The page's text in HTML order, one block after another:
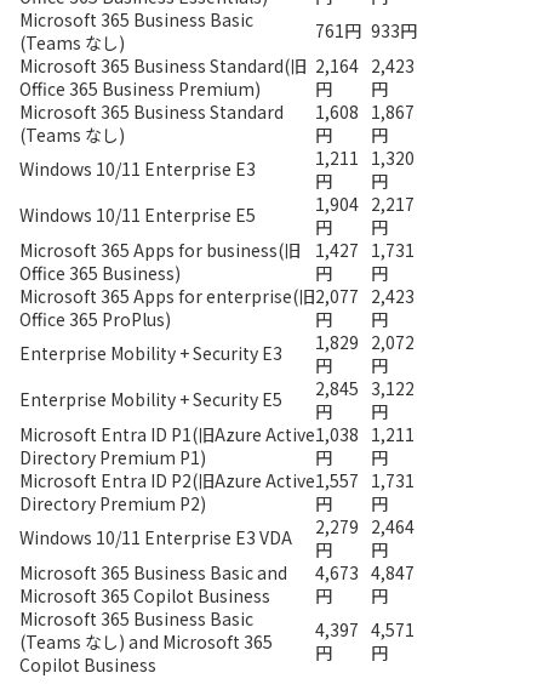
Microsoft 365 Business Basic
(Teams なし)
761円 933円
Microsoft 365 Business Standard(旧
Office 365 Business Premium)
2,164
円
2,423
円
Microsoft 365 Business Standard
(Teams なし)
1,608
円
1,867
円
Windows 10/11 Enterprise E3
1,211
円
1,320
円
Windows 10/11 Enterprise E5
1,904
円
2,217
円
Microsoft 365 Apps for business(旧
Office 365 Business)
1,427
円
1,731
円
Microsoft 365 Apps for enterprise(旧
Office 365 ProPlus)
2,077
円
2,423
円
Enterprise Mobility + Security E3
1,829
円
2,072
円
Enterprise Mobility + Security E5
2,845
円
3,122
円
Microsoft Entra ID P1(旧Azure Active
Directory Premium P1)
1,038
円
1,211
円
Microsoft Entra ID P2(旧Azure Active
Directory Premium P2)
1,557
円
1,731
円
Windows 10/11 Enterprise E3 VDA
2,279
円
2,464
円
Microsoft 365 Business Basic and
Microsoft 365 Copilot Business
4,673
円
4,847
円
Microsoft 365 Business Basic
(Teams なし) and Microsoft 365
Copilot Business
4,397
円
4,571
円